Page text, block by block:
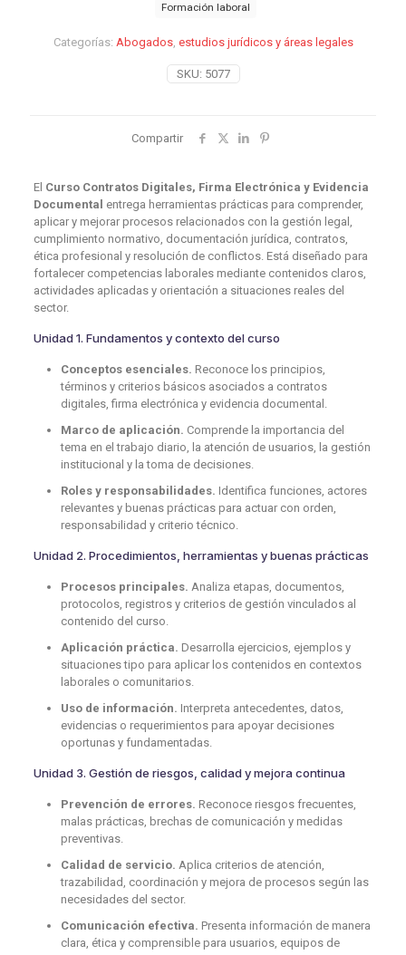
cantidad
SKU: 5077
Categorías: Abogados, estudios jurídicos y áreas legales
Formación laboral
Compartir
El Curso Contratos Digitales, Firma Electrónica y Evidencia
Documental entrega herramientas prácticas para comprender,
aplicar y mejorar procesos relacionados con la gestión legal,
cumplimiento normativo, documentación jurídica, contratos,
ética profesional y resolución de conflictos. Está diseñado para
fortalecer competencias laborales mediante contenidos claros,
actividades aplicadas y orientación a situaciones reales del
sector.
Unidad 1. Fundamentos y contexto del curso
Conceptos esenciales. Reconoce los principios,
términos y criterios básicos asociados a contratos
digitales, firma electrónica y evidencia documental.
Marco de aplicación. Comprende la importancia del
tema en el trabajo diario, la atención de usuarios, la gestión
institucional y la toma de decisiones.
Roles y responsabilidades. Identifica funciones, actores
relevantes y buenas prácticas para actuar con orden,
responsabilidad y criterio técnico.
Unidad 2. Procedimientos, herramientas y buenas prácticas
Procesos principales. Analiza etapas, documentos,
protocolos, registros y criterios de gestión vinculados al
contenido del curso.
Aplicación práctica. Desarrolla ejercicios, ejemplos y
situaciones tipo para aplicar los contenidos en contextos
laborales o comunitarios.
Uso de información. Interpreta antecedentes, datos,
evidencias o requerimientos para apoyar decisiones
oportunas y fundamentadas.
Unidad 3. Gestión de riesgos, calidad y mejora continua
Prevención de errores. Reconoce riesgos frecuentes,
malas prácticas, brechas de comunicación y medidas
preventivas.
Calidad de servicio. Aplica criterios de atención,
trazabilidad, coordinación y mejora de procesos según las
necesidades del sector.
Comunicación efectiva. Presenta información de manera
clara, ética y comprensible para usuarios, equipos de